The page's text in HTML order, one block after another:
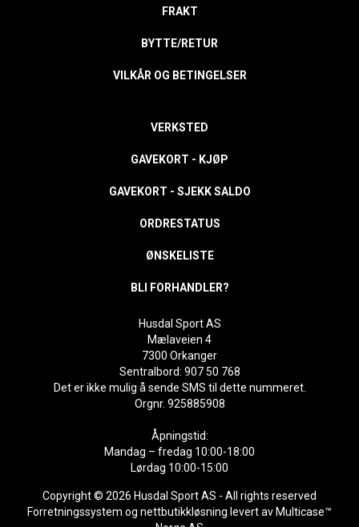
FRAKT
BYTTE/RETUR
VILKÅR OG BETINGELSER
VERKSTED
GAVEKORT - KJØP
GAVEKORT - SJEKK SALDO
ORDRESTATUS
ØNSKELISTE
BLI FORHANDLER?
Husdal Sport AS
Mælaveien 4
7300 Orkanger
Sentralbord: 907 50 768
Det er ikke mulig å sende SMS til dette nummeret.
Orgnr. 925885908
Åpningstid:
Mandag – fredag 10:00-18:00
Lørdag 10:00-15:00
Copyright © 2026 Husdal Sport AS - All rights reserved
Forretningssystem og nettbutikkløsning levert av Multicase™